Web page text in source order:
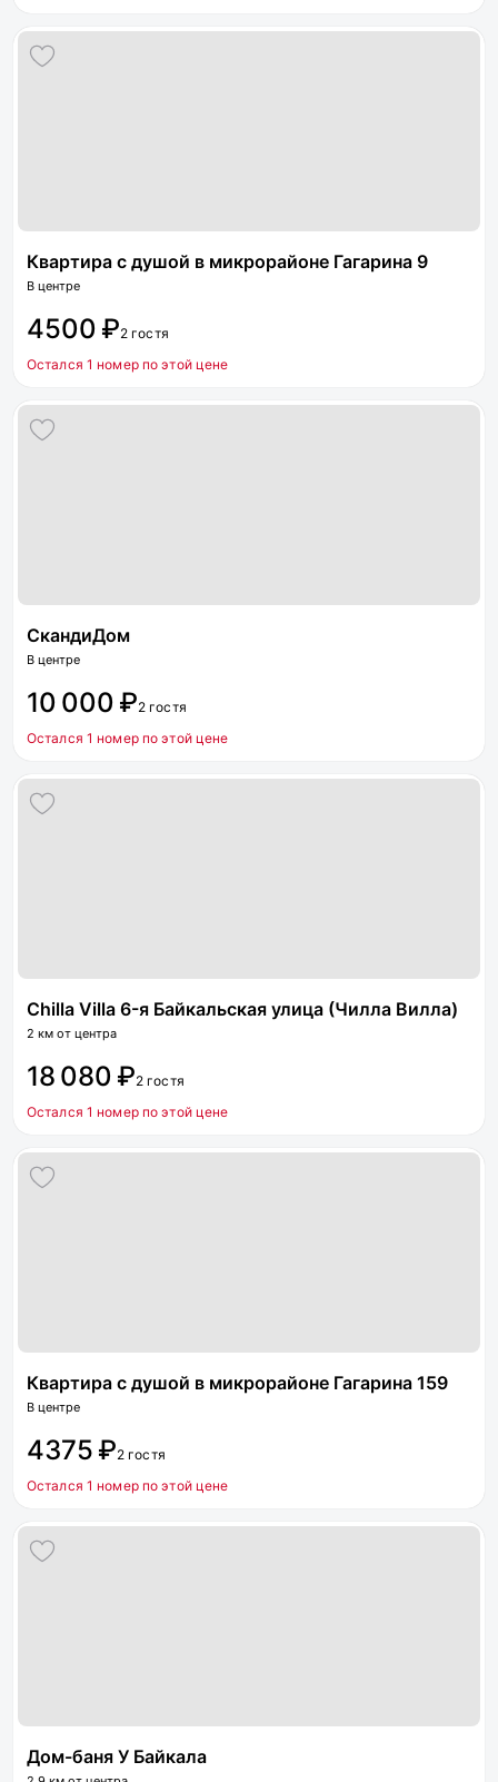
Квартира с душой в микрорайоне Гагарина 9
В центре
4500 ₽2 гостя
Остался 1 номер по этой цене
СкандиДом
В центре
10 000 ₽2 гостя
Остался 1 номер по этой цене
Chilla Villa 6-я Байкальская улица (Чилла Вилла)
2 км от центра
18 080 ₽2 гостя
Остался 1 номер по этой цене
Квартира с душой в микрорайоне Гагарина 159
В центре
4375 ₽2 гостя
Остался 1 номер по этой цене
Дом-баня У Байкала